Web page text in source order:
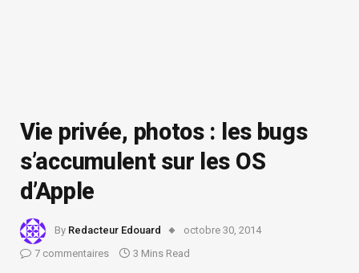
Vie privée, photos : les bugs
s’accumulent sur les OS
d’Apple
By Redacteur Edouard
octobre 30, 2014
7 commentaires
3 Mins Read